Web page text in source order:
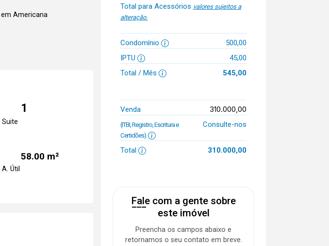
em Americana
1
Suite
58.00 m²
A. Útil
Total para Acessórios valores sujeitos a
alteração.
Condomínio
500,00
IPTU
45,00
Total / Mês
545,00
Venda 310.000,00
(ITBI, Registro, Escritura e
Certidões)
Consulte-nos
Total 310.000,00
Fale com a gente sobre
este imóvel
Preencha os campos abaixo e
retornamos o seu contato em breve.